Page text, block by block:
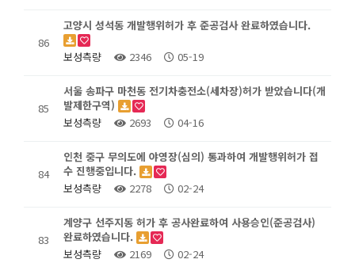
86
고양시 성석동 개발행위허가 후 준공검사 완료하였습니다.
보성측량 2346 05-19
85
서울 송파구 마천동 전기차충전소(세차장)허가 받았습니다(개
발제한구역)
보성측량
2693 04-16
84
인천 중구 무의도에 야영장(심의) 통과하여 개발행위허가 접
수 진행중입니다.
보성측량
2278 02-24
83
계양구 선주지동 허가 후 공사완료하여 사용승인(준공검사)
완료하였습니다.
보성측량
2169 02-24